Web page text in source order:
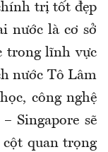
trị tốt đẹp
nước là cơ sở
trong lĩnh vực
nước Tô Lâm
công nghệ
Singapore sẽ
quan trọng